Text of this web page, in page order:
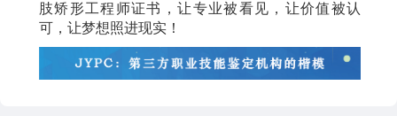
肢矫形工程师证书，让专业被看见，让价值被认
可，让梦想照进现实！